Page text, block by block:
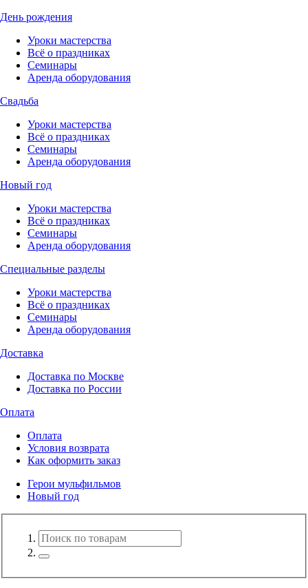
День рождения
Уроки мастерства
Всё о праздниках
Семинары
Аренда оборудования
Свадьба
Уроки мастерства
Всё о праздниках
Семинары
Аренда оборудования
Новый год
Уроки мастерства
Всё о праздниках
Семинары
Аренда оборудования
Специальные разделы
Уроки мастерства
Всё о праздниках
Семинары
Аренда оборудования
Доставка
Доставка по Москве
Доставка по России
Оплата
Оплата
Условия возврата
Как оформить заказ
Герои мульфильмов
Новый год